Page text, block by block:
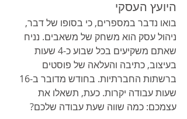
היועץ העסקי
בואו נדבר במספרים, כי בסופו של דבר,
ניהול עסק הוא משחק של משאבים. נניח
שאתם משקיעים בכל שבוע כ-4 שעות
בעיצוב, כתיבה והעלאה של פוסטים
שעות עבודה יקרות. כעת, תשאלו את
עצמכם: כמה שווה שעת עבודה שלכם?